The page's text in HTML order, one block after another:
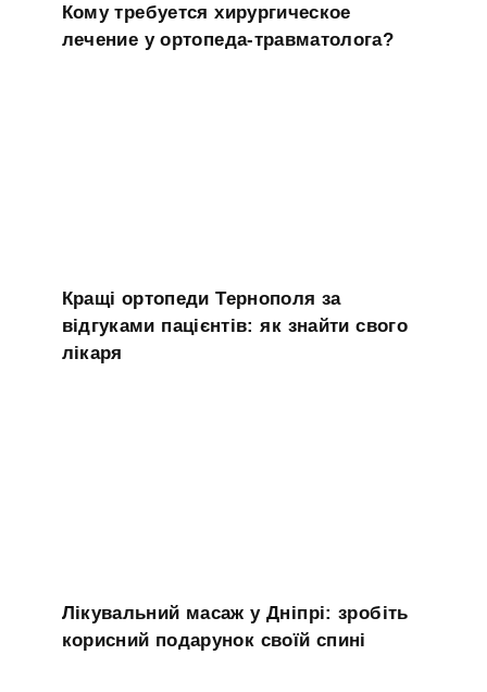
Кому требуется хирургическое
лечение у ортопеда-травматолога?
Кращі ортопеди Тернополя за
відгуками пацієнтів: як знайти свого
лікаря
Лікувальний масаж у Дніпрі: зробіть
корисний подарунок своїй спині